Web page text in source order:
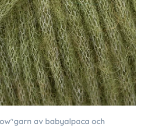
av babyalpaca och